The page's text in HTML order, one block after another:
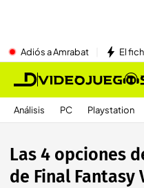
Adiós a Amrabat El
Análisis PC Playstation
Las 4 opciones
de Final Fantasy